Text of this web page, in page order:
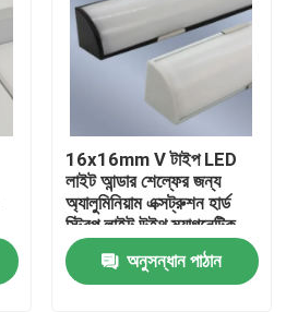
16x16mm V টাইপ LED
লাইট আন্ডার শেল্ফের জন্য
অ্যালুমিনিয়াম এক্সট্রুশন হার্ড
স্ট্রিপ লাইট উইথ ম্যাগনেটিক
অনুসন্ধান পাঠান